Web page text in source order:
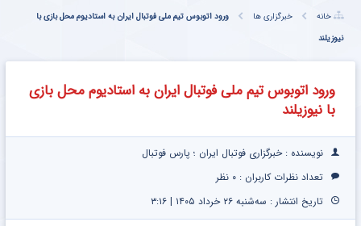
PS5 تا
و بیت
=>
رو ثبت
با یک
مراجعه
شد
بره؟
مراحل
ماشیت
شده !!!
اینجا به
بفروش
خانه خبرگزاری ها
ورود اتوبوس تیم ملی فوتبال ایران به استادیوم محل بازی با
نیوزیلند
ورود اتوبوس تیم ملی فوتبال ایران به استادیوم محل بازی
با نیوزیلند
نویسنده : خبرگزاری فوتبال ایران ؛ پارس فوتبال
تعداد نظرات کاربران : ۰ نظر
تاریخ انتشار : سه‌شنبه ۲۶ خرداد ۱۴۰۵ | ۳:۱۶